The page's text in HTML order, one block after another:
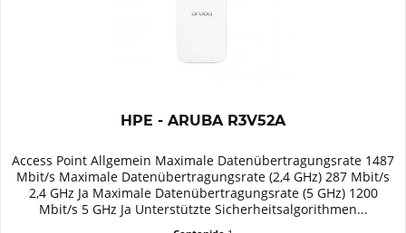
HPE - ARUBA R3V52A
Access Point Allgemein Maximale Datenübertragungsrate 1487
Mbit/s Maximale Datenübertragungsrate (2,4 GHz) 287 Mbit/s
2,4 GHz Ja Maximale Datenübertragungsrate (5 GHz) 1200
Mbit/s 5 GHz Ja Unterstützte Sicherheitsalgorithmen...